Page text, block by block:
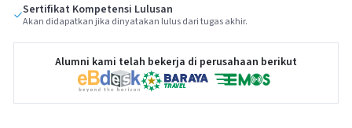
Sertifikat Kompetensi Lulusan
Akan didapatkan jika dinyatakan lulus dari tugas akhir.
Alumni kami telah bekerja di perusahaan berikut